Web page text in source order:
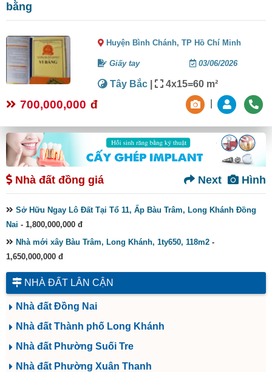
bằng
Huyện Bình Chánh,TP Hồ Chí Minh
Giấy tay 03/06/2026
Tây Bắc | 4x15=60 m²
700,000,000 đ
Nhà đất đồng giá Hình
Next
Sở Hữu Ngay Lô Đất Tại Tổ 11, Ấp Bàu Trâm, Long Khánh Đồng
Nai - 1,800,000,000 đ
Nhà mới xây Bàu Trâm, Long Khánh, 1ty650, 118m2 -
1,650,000,000 đ
NHÀ ĐẤT LÂN CẬN
Nhà đất Đồng Nai
Nhà đất Thành phố Long Khánh
Nhà đất Phường Suối Tre
Nhà đất Phường Xuân Thanh